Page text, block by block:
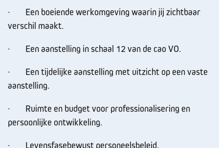
· Een boeiende werkomgeving waarin jij zichtbaar
verschil maakt.
· Een aanstelling in schaal 12 van de cao VO.
· Een tijdelijke aanstelling met uitzicht op een vaste
aanstelling.
· Ruimte en budget voor professionalisering en
persoonlijke ontwikkeling.
· Levensfasebewust personeelsbeleid.